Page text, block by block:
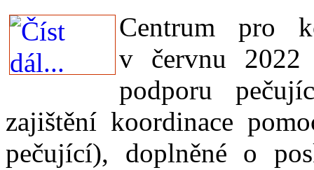
Centrum pro
v červnu 2022
podporu
zajištění koordinace
pečující), doplněné o